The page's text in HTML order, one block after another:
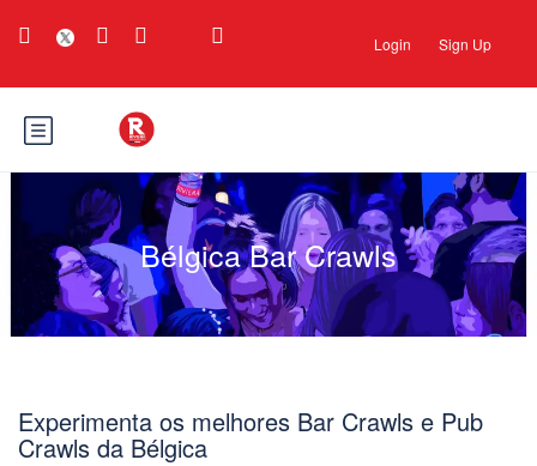
Login Sign Up
Bélgica Bar Crawls
Experimenta os melhores Bar Crawls e Pub
Crawls da Bélgica